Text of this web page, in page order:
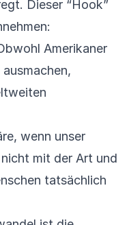
Dieser “Hook”
Amerikaner
wenn unser
mit der Art und
tatsächlich